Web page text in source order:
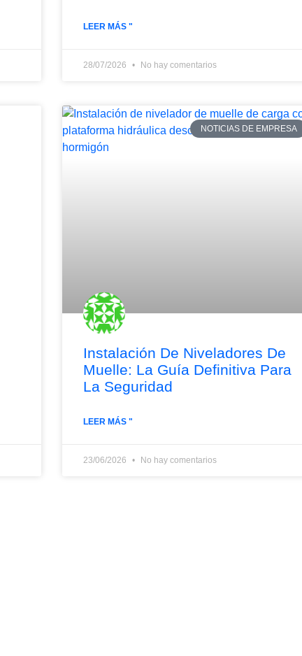
LEER MÁS "
28/07/2026 No hay comentarios
NOTICIAS DE EMPRESA
Instalación De Niveladores De
Muelle: La Guía Definitiva Para
La Seguridad
LEER MÁS "
23/06/2026 No hay comentarios